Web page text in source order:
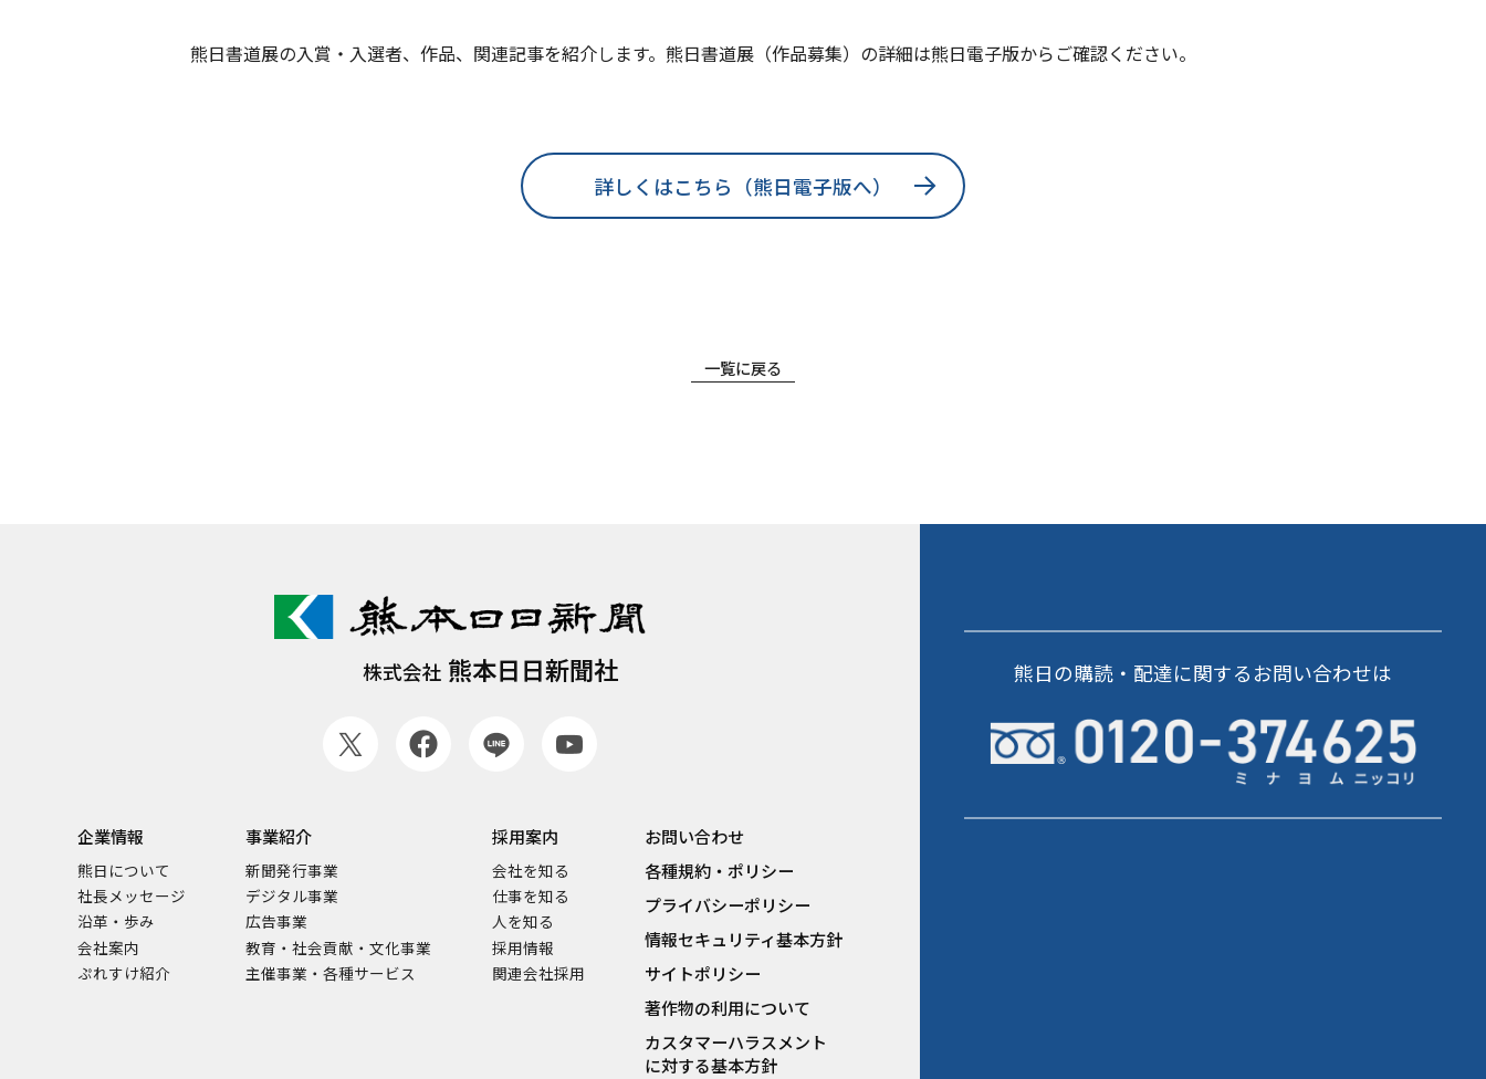
熊日書道展の入賞・入選者、作品、関連記事を紹介します。熊日書道展（作品募集）の詳細は熊日電子版からご確認ください。
詳しくはこちら（熊日電子版へ）
一覧に戻る
株式会社 熊本日日新聞社
企業情報
熊日について
社長メッセージ
沿革・歩み
会社案内
ぷれすけ紹介
事業紹介
新聞発行事業
デジタル事業
広告事業
教育・社会貢献・文化事業
主催事業・各種サービス
採用案内
会社を知る
仕事を知る
人を知る
採用情報
関連会社採用
お問い合わせ
各種規約・ポリシー
プライバシーポリシー
情報セキュリティ基本方針
サイトポリシー
著作物の利用について
カスタマーハラスメント
に対する基本方針
熊日の購読・配達に関するお問い合わせは